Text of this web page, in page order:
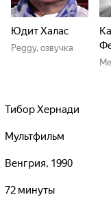
Юдит Халас
Peggy, озвучка
Тибор Хернади
мультфильм
Венгрия, 1990
72 минуты